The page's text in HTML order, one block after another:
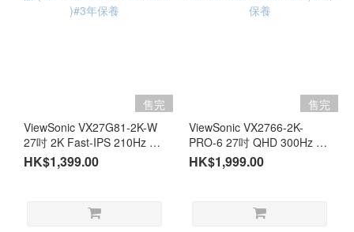
售完
ViewSonic VX27G81-2K-W
27吋 2K Fast-IPS 210Hz 顯
示器 ( MO-VX27G81 / LB-
MON )#3年保養
HK$1,399.00
售完
ViewSonic VX2766-2K-
PRO-6 27吋 QHD 300Hz 顯
示器 ( MO-VX2766P / LB-
MON )#3年保養
HK$1,999.00